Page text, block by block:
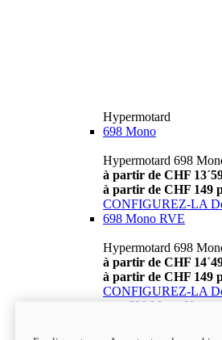
Hypermotard
698 Mono
Hypermotard 698
à partir de CHF
à partir de CHF 149
CONFIGUREZ-LA
698 Mono RVE
Hypermotard 698
à partir de CHF
à partir de CHF 149
CONFIGUREZ-LA
698 Mono Nera
Hypermotard 698